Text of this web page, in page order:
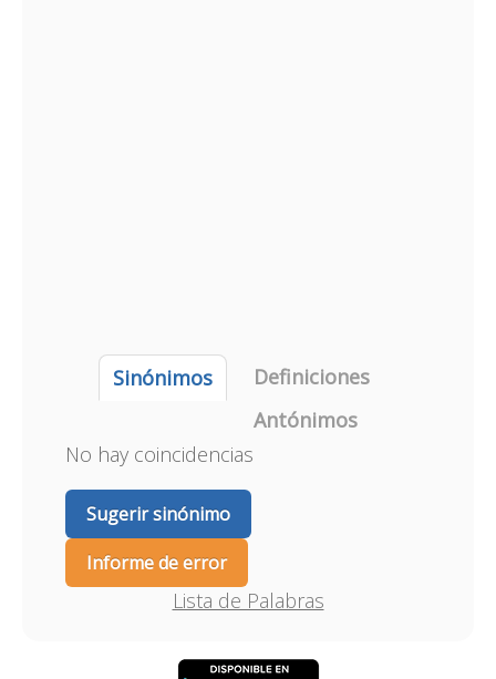
Sinónimos
Definiciones
Antónimos
No hay coincidencias
Sugerir sinónimo
Informe de error
Lista de Palabras